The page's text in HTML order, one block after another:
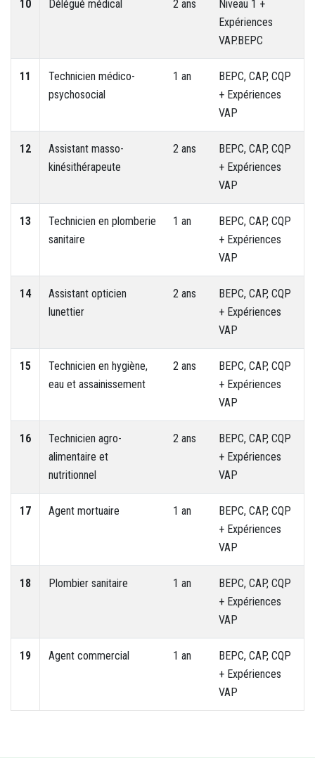
10 Délégué médical 2 ans
Niveau 1 +
Expériences
VAP.BEPC
11
Technicien médico-
psychosocial
1 an
BEPC, CAP, CQP
+ Expériences
VAP
12
Assistant masso-
kinésithérapeute
2 ans
BEPC, CAP, CQP
+ Expériences
VAP
13
Technicien en plomberie
sanitaire
1 an
BEPC, CAP, CQP
+ Expériences
VAP
14
Assistant opticien
lunettier
2 ans
BEPC, CAP, CQP
+ Expériences
VAP
15
Technicien en hygiène,
eau et assainissement
2 ans
BEPC, CAP, CQP
+ Expériences
VAP
16
Technicien agro-
alimentaire et
nutritionnel
2 ans
BEPC, CAP, CQP
+ Expériences
VAP
17 Agent mortuaire 1 an
BEPC, CAP, CQP
+ Expériences
VAP
18 Plombier sanitaire 1 an
BEPC, CAP, CQP
+ Expériences
VAP
19 Agent commercial 1 an
BEPC, CAP, CQP
+ Expériences
VAP